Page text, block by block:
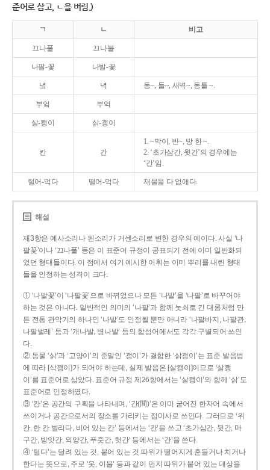
준어로 삼고, ㄴ을 버림.)
ㄱ ㄴ 비고
끄나풀 끄나불
나팔-꽃 나발-꽃
녘 녁 동~, 들~, 새벽~, 동틀 ~.
부엌 부억
살-쾡이 삵-괭이
칸 간
1. ~막이, 빈~, 방 한 ~.
2. ‘초가삼간, 윗간’의 경우에는
‘간’임.
털어-먹다 떨어-먹다 재물을 다 없애다.
해설
제3항은 예사소리나 된소리가 거센소리로 변한 경우의 예이다. 사실 ‘나
팔꽃’이나 ‘끄나풀’ 등은 이 표준어 규정이 공표되기 전에 이미 일반화되
었던 형태들이다. 이 점에서 여기 예시한 어휘는 이미 뿌리를 내린 형태
들을 인정하는 성격이 크다.
① ‘나발꽃’이 ‘나팔꽃’으로 바뀌었으나 모든 ‘나발’을 ‘나팔’로 바꾸어야
하는 것은 아니다. 일반적인 의미의 ‘나팔’과 함께 놋쇠로 긴 대롱처럼 만
든 전통 관악기의 하나인 ‘나발’도 인정될 뿐만 아니라 ‘나팔바지, 나팔관,
나팔벌레’ 등과 ‘개나발, 병나발’ 등의 합성어에서도 각각 구별되어 쓰인
다.
② 동물 ‘삵’과 ‘고양이’의 준말인 ‘괭이’가 결합한 ‘삵괭이’는 표준 발음법
에 따라 [삭꽹이]가 되어야 하는데, 실제 발음은 [살쾡이]이므로 ‘살쾡
이’를 표준어로 삼았다. 표준어 규정 제26항에서는 ‘살쾡이’와 함께 ‘삵’도
표준어로 인정하였다.
③ ‘칸’은 공간의 구획을 나타내며, ‘간(間)’은 이미 굳어진 한자어 속에서
쓰이거나 공간으로서의 장소를 가리키는 접미사로 쓰인다. 그러므로 ‘위
칸, 한 칸 벌리다, 비어 있는 칸’ 등에서는 ‘칸’을 쓰고 ‘초가삼간, 뒷간, 마
구간, 방앗간, 외양간, 푸줏간, 헛간’ 등에서는 ‘간’을 쓴다.
④ ‘털다’는 달려 있는 것, 붙어 있는 것 따위가 떨어지게 흔들거나 치거나
한다는 뜻으로, 주로 ‘옷, 이불’ 등과 같이 먼지 따위가 붙어 있는 대상을